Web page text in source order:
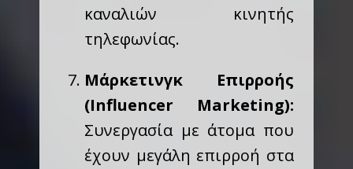
καναλιών κινητής
τηλεφωνίας.
Μάρκετινγκ Επιρροής
(Influencer Marketing):
Συνεργασία με άτομα που
έχουν μεγάλη επιρροή στα